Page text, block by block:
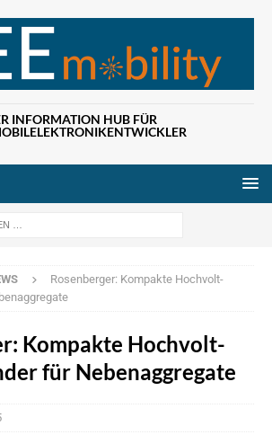
INFORMATION HUB FÜR
Rosenberger: Kompakte Hochvolt-
Kompakte Hochvolt-
für Nebenaggregate